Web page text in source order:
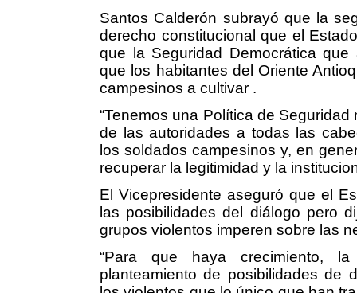
Santos Calderón subrayó que la
derecho constitucional que el
que la Seguridad Democrática
que los habitantes del Oriente
campesinos a cultivar .
“Tenemos una Política de
de las autoridades a todas las
los soldados campesinos y, en
recuperar la legitimidad y la
El Vicepresidente aseguró que el
las posibilidades del diálogo pero
grupos violentos imperen sobre las
“Para que haya crecimiento,
planteamiento de posibilidades de